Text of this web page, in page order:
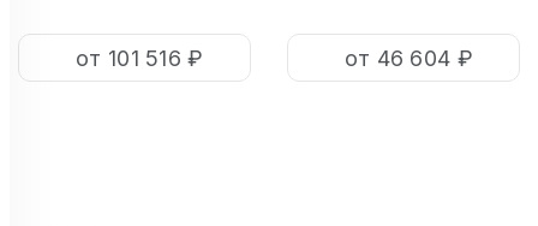
от 101 516 ₽ от 46 604 ₽